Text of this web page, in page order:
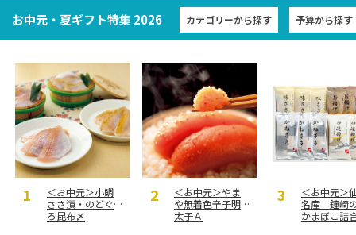
お中元・夏ギフト特集 2026 カテゴリーから探す 予算から探す
＜お中元＞小鯛
ささ漬・のどぐ
ろ昆布〆
＜お中元＞やま
や無着色辛子明
太子Ａ
＜お中元＞
名産 鐘崎
かまぼこ詰